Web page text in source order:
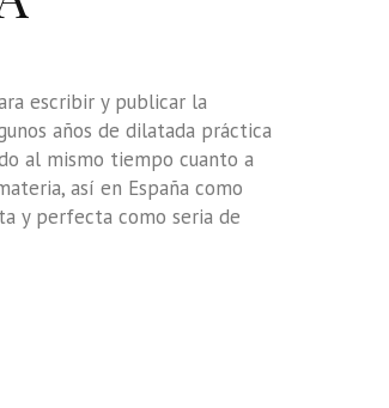
escribir y publicar la
años de dilatada práctica
al mismo tiempo cuanto a
así en España como
y perfecta como seria de